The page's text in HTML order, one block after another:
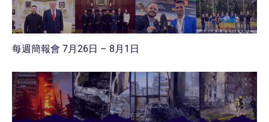
每週簡報會 7月26日 – 8月1日